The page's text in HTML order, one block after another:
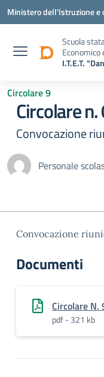
Vai ai contenuti
Vai al menu di navigazione
Vai al footer
Ministero dell'Istruzione e
Scuola
Economico
I.T.E.T.
Circolare 9
Circolare
Convocazione
Personale
Convocazione
Documenti
Circolare
pdf - 321 kb